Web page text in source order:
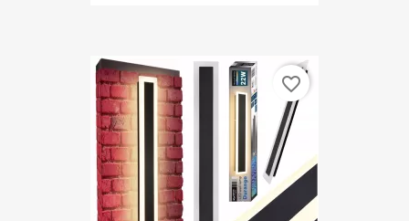
favorite_border